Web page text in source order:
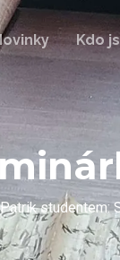
Kdo
Patrik studentem: